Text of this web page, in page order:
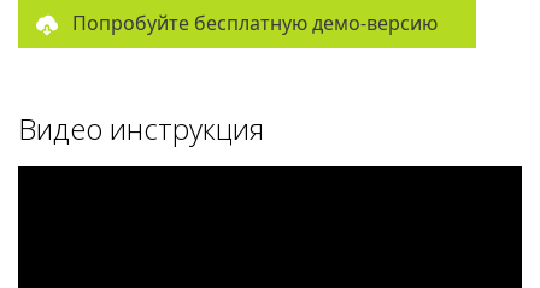
Попробуйте бесплатную демо-версию
Видео инструкция